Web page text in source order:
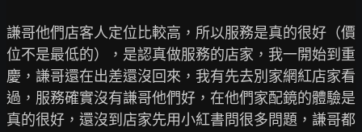
謙哥他們店客人定位比較高，所以服務是真的很好（價
位不是最低的），是認真做服務的店家，我一開始到重
慶，謙哥還在出差還沒回來，我有先去別家網紅店家看
過，服務確實沒有謙哥他們好，在他們家配鏡的體驗是
真的很好，還沒到店家先用小紅書問很多問題，謙哥都